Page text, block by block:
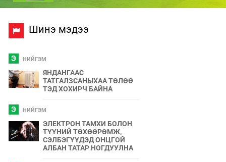
Шинэ мэдээ
Э НИЙГЭМ
ЯНДАНГААС
ТАТГАЛЗСАНЫХАА ТӨЛӨӨ
ТЭД ХОХИРЧ БАЙНА
Э НИЙГЭМ
ЭЛЕКТРОН ТАМХИ БОЛОН
ТҮҮНИЙ ТӨХӨӨРӨМЖ,
СЭЛБЭГҮҮДЭД ОНЦГОЙ
АЛБАН ТАТАР НОГДУУЛНА